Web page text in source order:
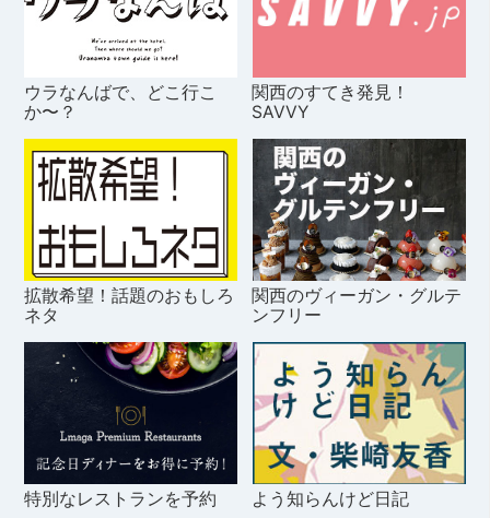
ウラなんばで、どこ行こ
か〜？
関西のすてき発見！
SAVVY
拡散希望！話題のおもしろ
ネタ
関西のヴィーガン・グルテ
ンフリー
特別なレストランを予約 よう知らんけど日記